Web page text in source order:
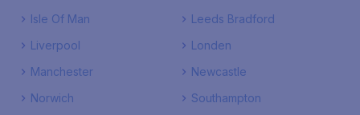
Isle Of Man
Leeds Bradford
Liverpool
Londen
Manchester
Newcastle
Norwich
Southampton